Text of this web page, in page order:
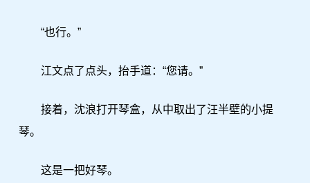
“也行。”
江文点了点头，抬手道：“您请。”
接着，沈浪打开琴盒，从中取出了汪半壁的小提
琴。
这是一把好琴。